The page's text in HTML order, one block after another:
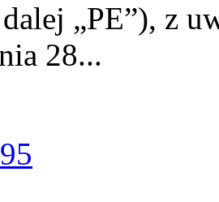
„PE”), z
28...